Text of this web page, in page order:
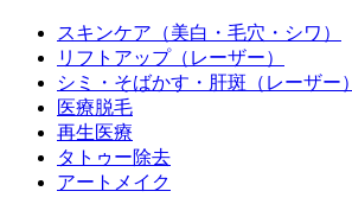
スキンケア（美白・毛穴・シワ）
リフトアップ（レーザー）
シミ・そばかす・肝斑（レーザー）
医療脱毛
再生医療
タトゥー除去
アートメイク